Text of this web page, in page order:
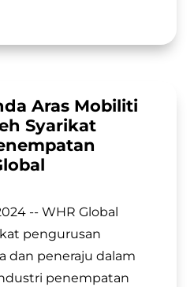
Aras Mobiliti
Syarikat
-- WHR Global
pengurusan
dan peneraju dalam
penempatan